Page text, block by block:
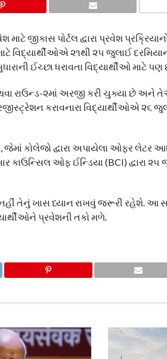
જીકાસ પોર્ટલ દ્વારા પ્રવેશ
માટે વિદ્યાર્થીઓએ ૨૧થી ૨૫ જુલાઈ
ઈચ્છા ધરાવતા વિદ્યાર્થીઓ માટે પણ
રાઉન્ડ-૨માં અરજી કરી ચુક્યા છે અને
કરાવનારા વિદ્યાર્થીઓએ ૨૬
કોલેજો દ્વારા અપાયેલા ઓફર લેટર
ઓફ ઈન્ડિયા (BCI) દ્વારા ૨૫
નહીં તેનું ખાસ ધ્યાન રાખવું જરૂરી રહેશે. આ
પ્રવેશની તકો મળે.